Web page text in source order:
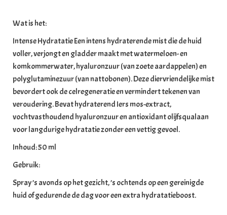
Wat is het:
Intense Hydratatie Een intens hydraterende mist die de huid
voller, verjongt en gladder maakt met watermeloen- en
komkommerwater, hyaluronzuur (van zoete aardappelen) en
polyglutaminezuur (van nattobonen). Deze diervriendelijke mist
bevordert ook de celregeneratie en vermindert tekenen van
veroudering. Bevat hydraterend Iers mos-extract,
vochtvasthoudend hyaluronzuur en antioxidant olijfsqualaan
voor langdurige hydratatie zonder een vettig gevoel.
Inhoud: 50 ml
Gebruik:
Spray ’s avonds op het gezicht, ’s ochtends op een gereinigde
huid of gedurende de dag voor een extra hydratatieboost.